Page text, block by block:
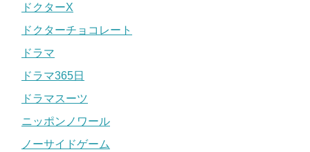
ドクターX
ドクターチョコレート
ドラマ
ドラマ365日
ドラマスーツ
ニッポンノワール
ノーサイドゲーム